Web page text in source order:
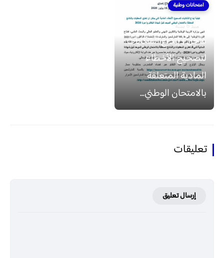
امتحانات وطنية
منذ 6 سنة
عاجل | إيداع الشكايات
لتصحيح الأخطاء
المادية المتعلقة
بالامتحان الوطني...
تعليقات
إرسال تعليق